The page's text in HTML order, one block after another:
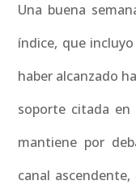
Una buena
índice, que
haber alcanzado
soporte citada en
mantiene por
canal